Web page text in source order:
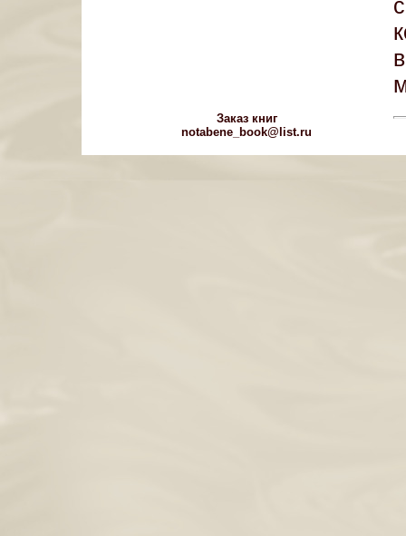
Заказ книг
notabene_book@list.ru